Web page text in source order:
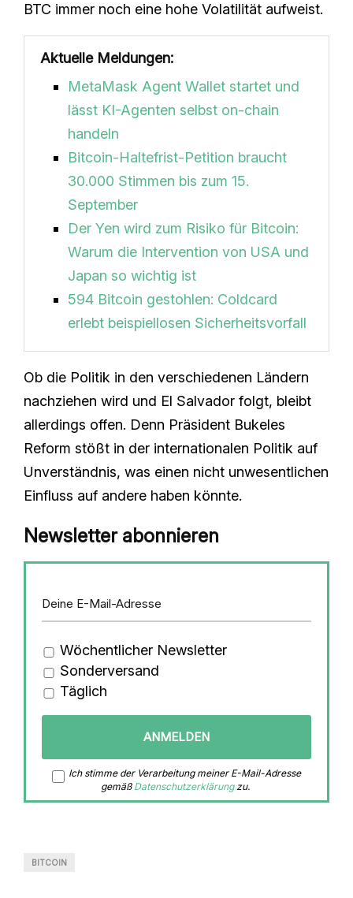
BTC immer noch eine hohe Volatilität aufweist.
Aktuelle Meldungen:
MetaMask Agent Wallet startet und
lässt KI-Agenten selbst on-chain
handeln
Bitcoin-Haltefrist-Petition braucht
30.000 Stimmen bis zum 15.
September
Der Yen wird zum Risiko für Bitcoin:
Warum die Intervention von USA und
Japan so wichtig ist
594 Bitcoin gestohlen: Coldcard
erlebt beispiellosen Sicherheitsvorfall
Ob die Politik in den verschiedenen Ländern
nachziehen wird und El Salvador folgt, bleibt
allerdings offen. Denn Präsident Bukeles
Reform stößt in der internationalen Politik auf
Unverständnis, was einen nicht unwesentlichen
Einfluss auf andere haben könnte.
Newsletter abonnieren
Wöchentlicher Newsletter
Sonderversand
Täglich
Ich stimme der Verarbeitung meiner E-Mail-Adresse
gemäß Datenschutzerklärungzu.
BITCOIN